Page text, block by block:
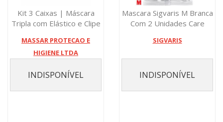
Kit 3 Caixas | Máscara
Tripla com Elástico e Clipe
MASSAR PROTECAO E
HIGIENE LTDA
INDISPONÍVEL
Mascara Sigvaris M Branca
Com 2 Unidades Care
SIGVARIS
INDISPONÍVEL